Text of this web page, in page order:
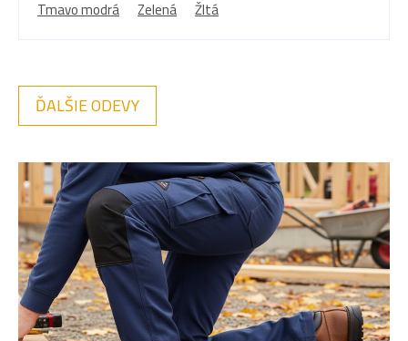
Tmavo modrá Zelená Žltá
ĎALŠIE ODEVY